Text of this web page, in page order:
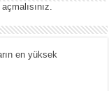
en yüksek